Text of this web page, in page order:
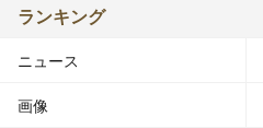
ランキング
ニュース
画像